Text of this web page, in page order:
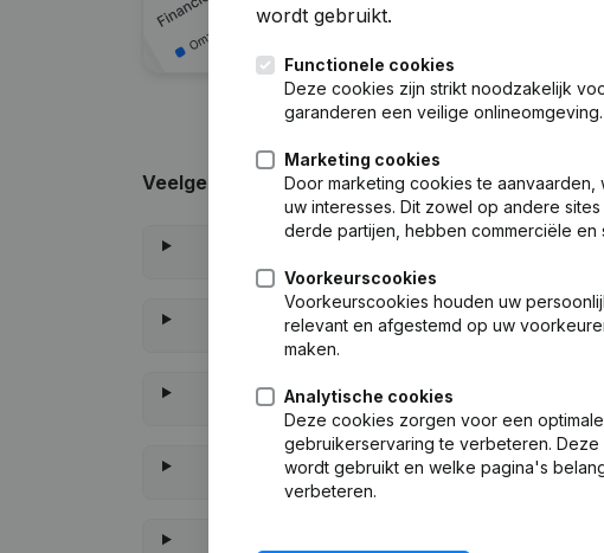
Veelgestelde vragen
wordt gebruikt.
Functionele cookies
Deze cookies zijn strikt noodzakelijk
garanderen een veilige onlineomgeving.
Marketing cookies
Door marketing cookies te
uw interesses. Dit zowel op andere
derde partijen, hebben commerciële en
Voorkeurscookies
Voorkeurscookies houden uw
relevant en afgestemd op uw
maken.
Analytische cookies
Deze cookies zorgen voor een
gebruikerservaring te verbeteren.
wordt gebruikt en welke pagina's
verbeteren.